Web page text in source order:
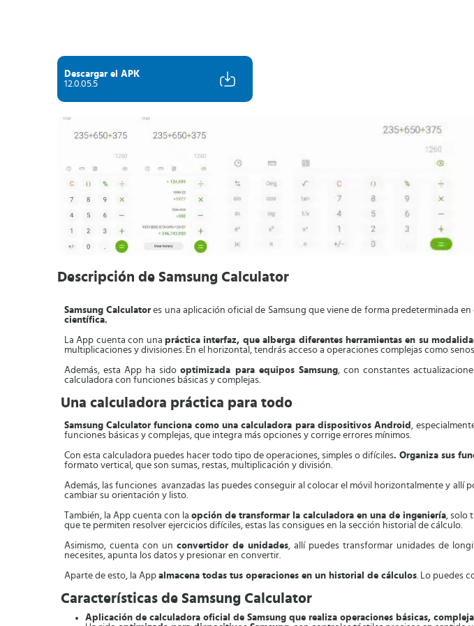
Descargar el APK
12.0.05.5
Descripción de Samsung Calculator
Samsung Calculator es una aplicación oficial de Samsung que viene de forma predeterminada
científica.
La App cuenta con unapráctica interfaz, que alberga diferentes herramientas en su
multiplicaciones y divisiones. En el horizontal, tendrás acceso a operaciones complejas como
Además, esta App ha sidooptimizada para equipos Samsung, con constantes
calculadora con funciones básicas y complejas.
Una calculadora práctica para todo
Samsung Calculator funciona como una calculadora para dispositivos Android ,
funciones básicas y complejas, que integra más opciones y corrige errores mínimos.
Con esta calculadora puedes hacer todo tipo de operaciones, simples o difíciles. Organiza sus
formato vertical, que son sumas, restas, multiplicación y división.
Además, las funciones avanzadas las puedes conseguir al colocar el móvil horizontalmente y
cambiar su orientación y listo.
También, la App cuenta con la opción de transformar la calculadora en una de ingeniería, solo
que te permiten resolver ejercicios difíciles, estas las consigues en la sección historial de cálculo.
Asimismo, cuenta con un convertidor de unidades, allí puedes transformar unidades de
necesites, apunta los datos y presionar en convertir.
Aparte de esto, la App almacena todas tus operaciones en un historial de cálculos. Lo puedes
Características de Samsung Calculator
Aplicación de calculadora oficial de Samsung que realiza operaciones básicas,